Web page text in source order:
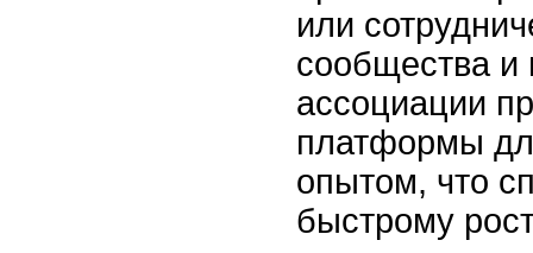
или
сообщества
ассоциации
платформы
опытом, что
быстрому